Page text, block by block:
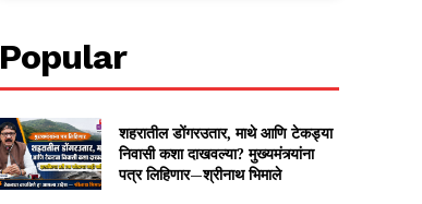
Popular
शहरातील डोंगरउतार, माथे आणि टेकड्या
निवासी कशा दाखवल्या? मुख्यमंत्र्यांना
पत्र लिहिणार—श्रीनाथ भिमाले